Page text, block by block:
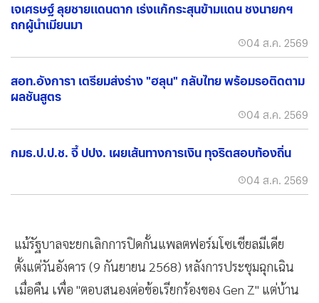
เจเศรษฐ์ ลุยชายแดนตาก เร่งแก้กระสุนข้ามแดน ชงนายกฯ
ถกผู้นำเมียนมา
04 ส.ค. 2569
สอท.อังการา เตรียมส่งร่าง "ฮลุน" กลับไทย พร้อมรอติดตาม
ผลชันสูตร
04 ส.ค. 2569
กมธ.ป.ป.ช. จี้ ปปง. เผยเส้นทางการเงิน ทุจริตสอบท้องถิ่น
04 ส.ค. 2569
แม้รัฐบาลจะยกเลิกการปิดกั้นแพลตฟอร์มโซเชียลมีเดีย
ตั้งแต่วันอังคาร (9 กันยายน 2568) หลังการประชุมฉุกเฉิน
เมื่อคืน เพื่อ "ตอบสนองต่อข้อเรียกร้องของ Gen Z" แต่บ้าน